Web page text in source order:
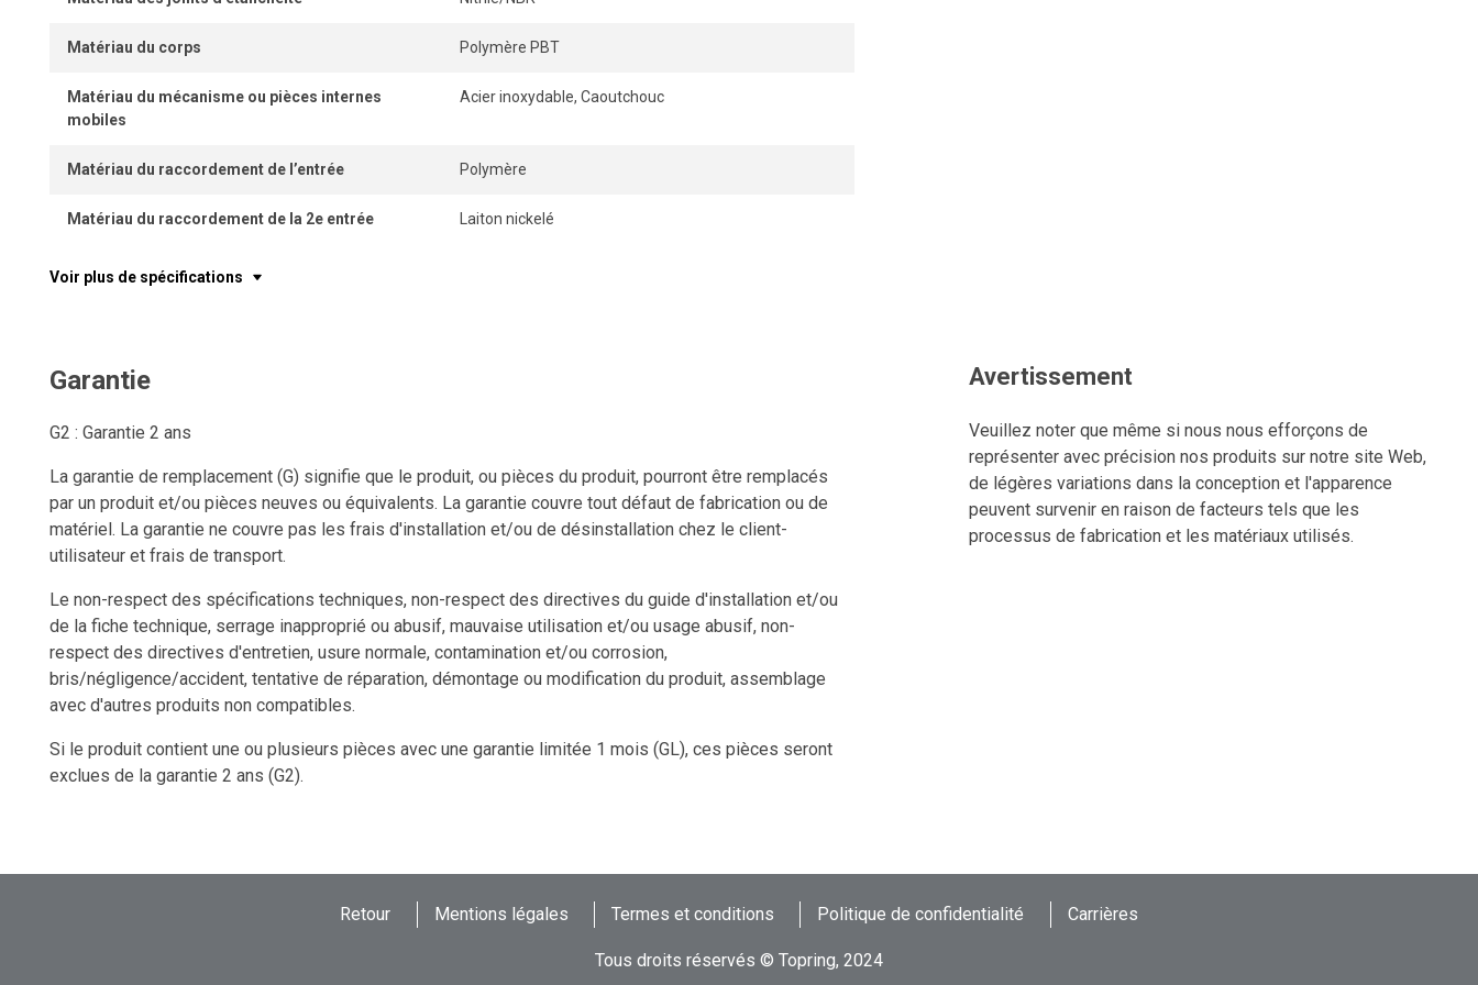
Matériau du corps Polymère PBT
Matériau du mécanisme ou pièces internes
mobiles
Acier inoxydable, Caoutchouc
Matériau du raccordement de l’entrée Polymère
Matériau du raccordement de la 2e entrée Laiton nickelé
Voir plus de spécifications
Garantie
G2 : Garantie 2 ans
La garantie de remplacement (G) signifie que le produit, ou pièces du produit, pourront être remplacés
par un produit et/ou pièces neuves ou équivalents. La garantie couvre tout défaut de fabrication ou de
matériel. La garantie ne couvre pas les frais d'installation et/ou de désinstallation chez le client-
utilisateur et frais de transport.
Le non-respect des spécifications techniques, non-respect des directives du guide d'installation et/ou
de la fiche technique, serrage inapproprié ou abusif, mauvaise utilisation et/ou usage abusif, non-
respect des directives d'entretien, usure normale, contamination et/ou corrosion,
bris/négligence/accident, tentative de réparation, démontage ou modification du produit, assemblage
avec d'autres produits non compatibles.
Si le produit contient une ou plusieurs pièces avec une garantie limitée 1 mois (GL), ces pièces seront
exclues de la garantie 2 ans (G2).
Avertissement
Veuillez noter que même si nous nous efforçons de
représenter avec précision nos produits sur notre site Web,
de légères variations dans la conception et l'apparence
peuvent survenir en raison de facteurs tels que les
processus de fabrication et les matériaux utilisés.
Retour Mentions légales Termes et conditions Politique de confidentialité Carrières
Tous droits réservés © Topring, 2024